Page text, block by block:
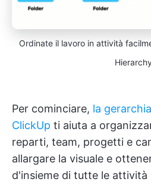
Ordinate il lavoro in attività
Per cominciare, la
ClickUp ti aiuta a
reparti, team, progetti e
allargare la visuale e
d'insieme di tutte le attività